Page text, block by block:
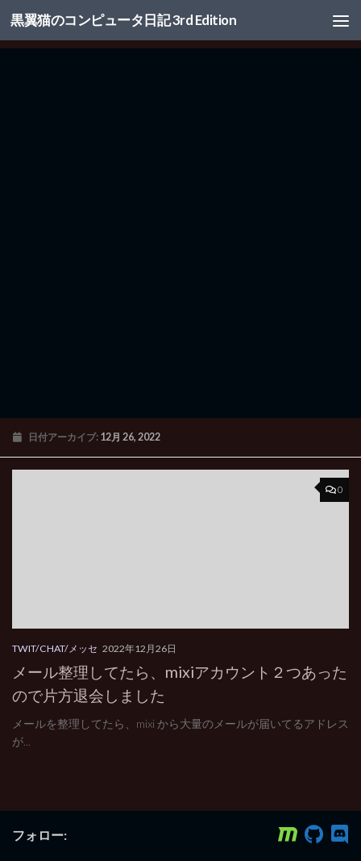
コンテンツへスキップ
黒翼猫のコンピュータ日記 3rd Edition
日付アーカイブ: 12月 26, 2022
0
TWIT/CHAT/メッセ 2022年12月26日
メール整理してたら、mixiアカウント２つあった
ので片方退会しました
メールを整理してたら、mixi から大量のメールが届いてるアドレス
が...
フォロー: